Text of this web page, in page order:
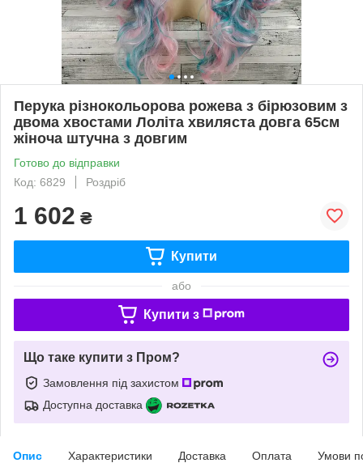
Перука різнокольорова рожева з бірюзовим з
двома хвостами Лоліта хвиляста довга 65см
жіноча штучна з довгим
Готово до відправки
Код: 6829
Роздріб
1 602 ₴
Купити
або
Купити з
Що таке купити з Пром?
Замовлення під захистом
Доступна доставка
Опис Характеристики Доставка Оплата Умови